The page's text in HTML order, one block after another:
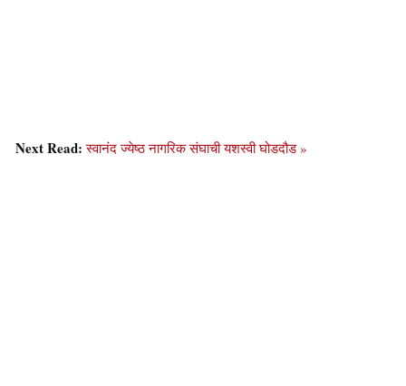
Next Read:स्वानंद ज्येष्ठ नागरिक संघाची यशस्वी घोडदौड »